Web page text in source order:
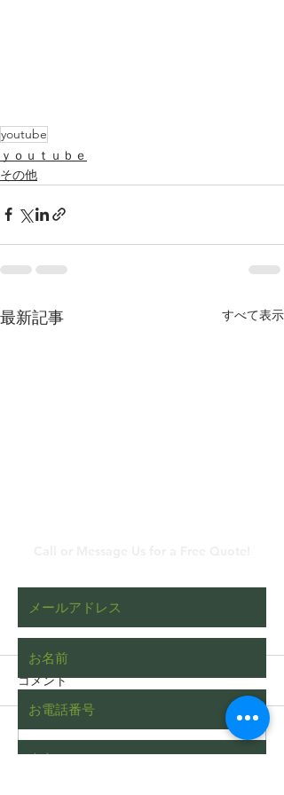
youtube
ｙｏｕｔｕｂｅ
その他
最新記事 すべて表示
枯れたヒバをチェーンブ
コメント
コメントを追加…